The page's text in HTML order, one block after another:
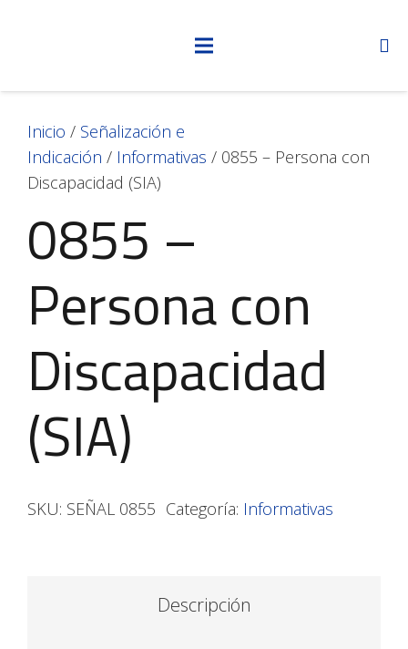
Inicio / Señalización e
Indicación / Informativas / 0855 – Persona con
Discapacidad (SIA)
0855 –
Persona con
Discapacidad
(SIA)
SKU: SEÑAL 0855 Categoría: Informativas
Descripción